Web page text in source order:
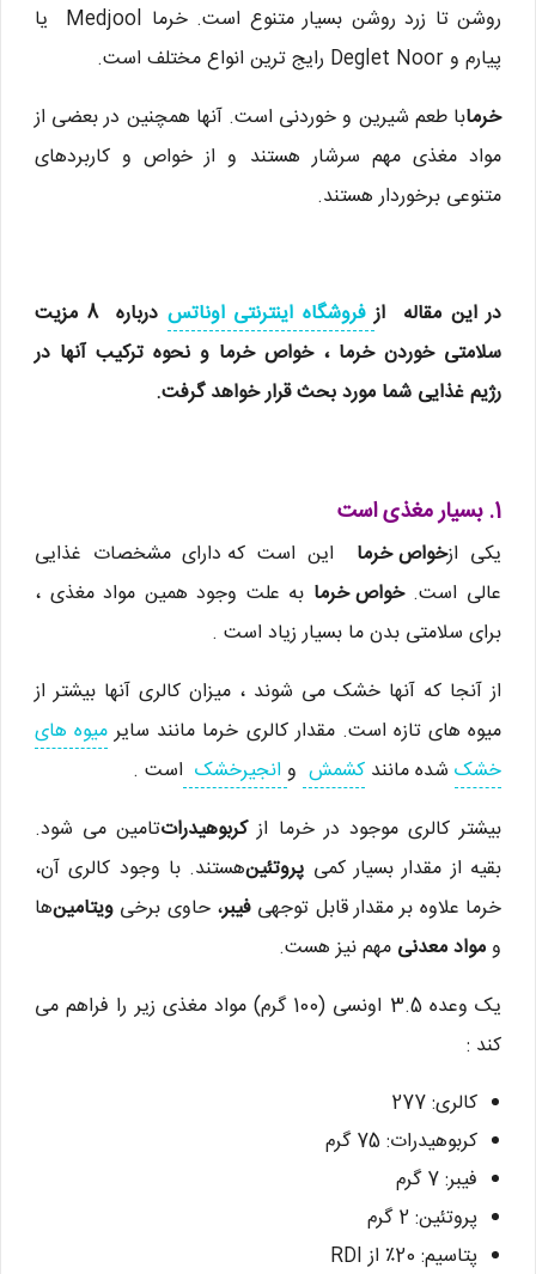
روشن تا زرد روشن بسیار متنوع است. خرما Medjool یا
پیارم و Deglet Noor رایج ترین انواع مختلف است.
خرمابا طعم شیرین و خوردنی است. آنها همچنین در بعضی از
مواد مغذی مهم سرشار هستند و از خواص و کاربردهای
متنوعی برخوردار هستند.
در این مقاله ازفروشگاه اینترنتی اوناتس
درباره 8 مزیت
سلامتی خوردن خرما ، خواص خرما و نحوه ترکیب آنها در
رژیم غذایی شما مورد بحث قرار خواهد گرفت.
1. بسیار مغذی است
یکی ازخواص خرما این است که دارای مشخصات غذایی
عالی است.خواص خرما به علت وجود همین مواد مغذی ،
برای سلامتی بدن ما بسیار زیاد است .
از آنجا که آنها خشک می شوند ، میزان کالری آنها بیشتر از
میوه های تازه است. مقدار کالری خرما مانند سایرمیوه های
خشک شده مانند کشمش و انجیرخشک است .
بیشتر کالری موجود در خرما ازکربوهیدراتتامین می شود.
بقیه از مقدار بسیار کمی پروتئینهستند. با وجود کالری آن،
خرما علاوه بر مقدار قابل توجهی فیبر، حاوی برخی ویتامینها
ومواد معدنی مهم نیز هست.
یک وعده 3.5 اونسی (100 گرم) مواد مغذی زیر را فراهم می
کند :
کالری: 277
کربوهیدرات: 75 گرم
فیبر: 7 گرم
پروتئین: 2 گرم
پتاسیم: 20٪ از RDI